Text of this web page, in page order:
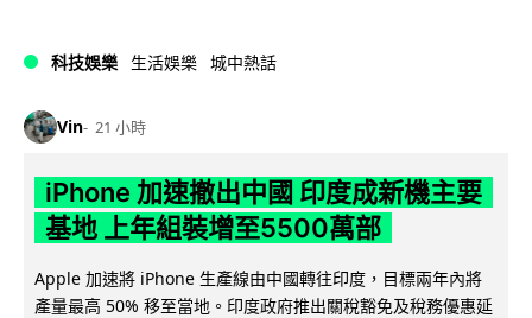
科技娛樂 生活娛樂 城中熱話
Vin 21 小時
iPhone 加速撤出中國 印度成新機主要
基地 上年組裝增至5500萬部
Apple 加速將 iPhone 生產線由中國轉往印度，目標兩年內將
產量最高 50% 移至當地。印度政府推出關稅豁免及稅務優惠延